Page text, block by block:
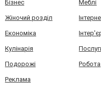
Бізнес Меблі
Жіночий розділ
Економіка
Кулінарія
Подорожі Робота
Реклама